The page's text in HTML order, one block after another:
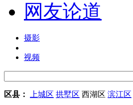
网友论道
摄影
视频
区县： 上城区 拱墅区 西湖区 滨江区